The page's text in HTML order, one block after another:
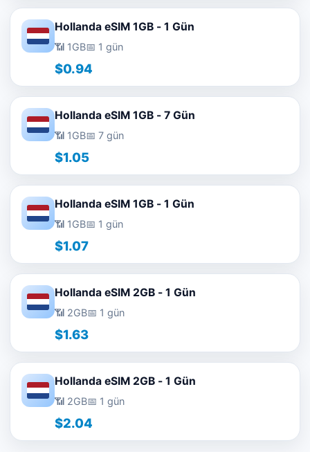
Hollanda eSIM 1GB - 1 Gün
📶 1GB📅 1 gün
$0.94
Hollanda eSIM 1GB - 7 Gün
📶 1GB📅 7 gün
$1.05
Hollanda eSIM 1GB - 1 Gün
📶 1GB📅 1 gün
$1.07
Hollanda eSIM 2GB - 1 Gün
📶 2GB📅 1 gün
$1.63
Hollanda eSIM 2GB - 1 Gün
📶 2GB📅 1 gün
$2.04